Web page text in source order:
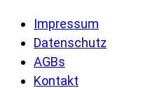
Impressum
Datenschutz
AGBs
Kontakt